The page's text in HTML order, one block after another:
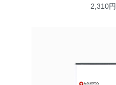
2,310